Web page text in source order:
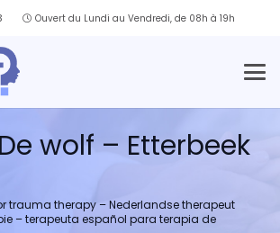
Ouvert du Lundi au Vendredi, de 08h à 19h
wolf – Etterbeek
trauma therapy – Nederlandse therapeut
– terapeuta español para terapia de